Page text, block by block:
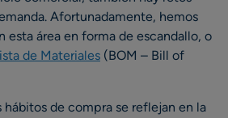
Afortunadamente, hemos
esta área en forma de escandallo, o
de Materiales (BOM – Bill of
hábitos de compra se reflejan en la